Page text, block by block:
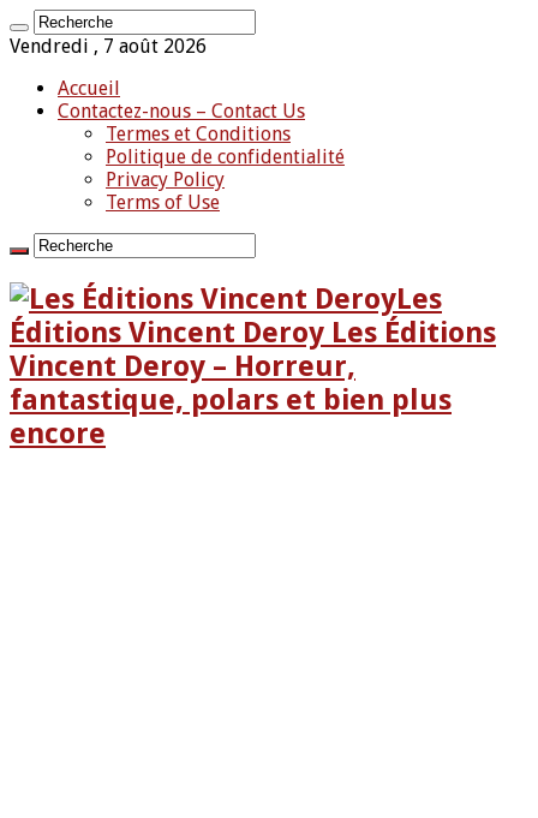
Vendredi , 7 août 2026
Accueil
Contactez-nous – Contact Us
Termes et Conditions
Politique de confidentialité
Privacy Policy
Terms of Use
Les
Éditions Vincent Deroy Les Éditions
Vincent Deroy – Horreur,
fantastique, polars et bien plus
encore